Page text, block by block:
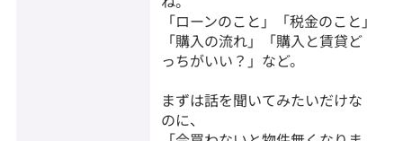
「ローンのこと」「税金のこと」
「購入の流れ」「購入と賃貸ど
っちがいい？」など。
まずは話を聞いてみたいだけな
のに、